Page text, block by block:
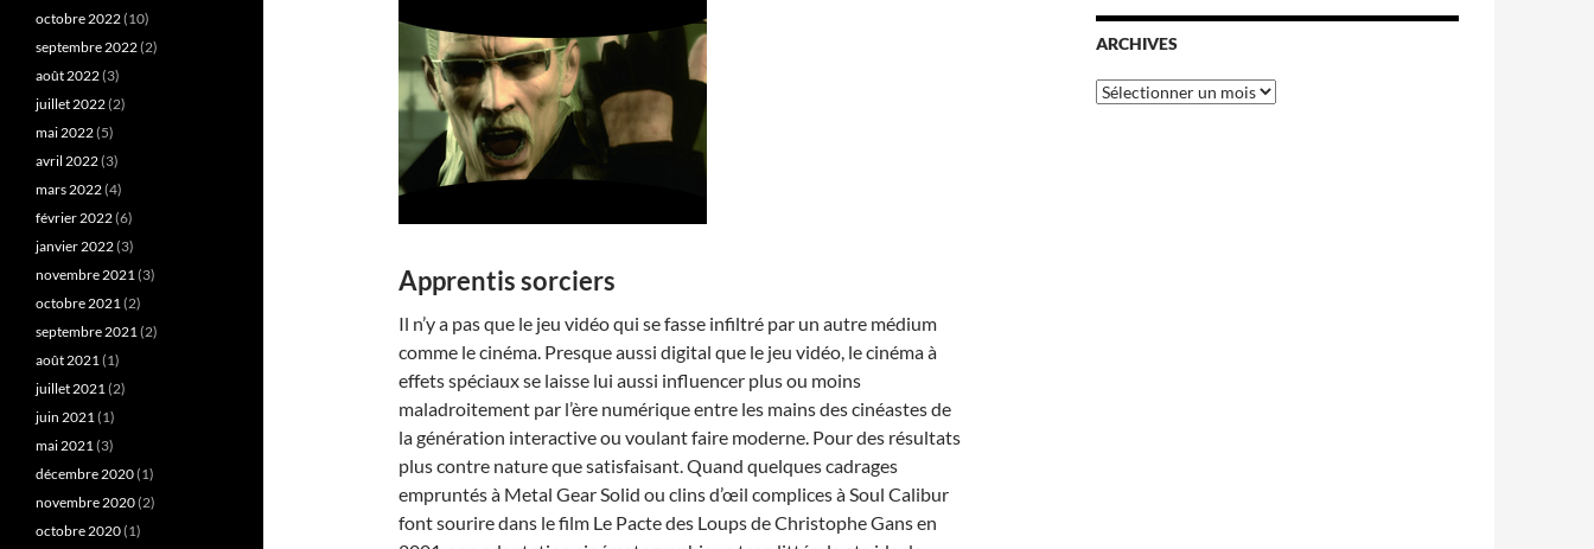
Apprentis sorciers
Il n’y a pas que le jeu vidéo qui se fasse infiltré par un autre médium
comme le cinéma. Presque aussi digital que le jeu vidéo, le cinéma à
effets spéciaux se laisse lui aussi influencer plus ou moins
maladroitement par l’ère numérique entre les mains des cinéastes de
la génération interactive ou voulant faire moderne. Pour des résultats
plus contre nature que satisfaisant. Quand quelques cadrages
empruntés à Metal Gear Solid ou clins d’œil complices à Soul Calibur
font sourire dans le film Le Pacte des Loups de Christophe Gans en
ARCHIVES
Archives
octobre 2022(10)
septembre 2022(2)
août 2022(3)
juillet 2022(2)
mai 2022(5)
avril 2022(3)
mars 2022(4)
février 2022(6)
janvier 2022(3)
novembre 2021(3)
octobre 2021(2)
septembre 2021(2)
août 2021(1)
juillet 2021(2)
juin 2021(1)
mai 2021(3)
décembre 2020(1)
novembre 2020(2)
octobre 2020(1)